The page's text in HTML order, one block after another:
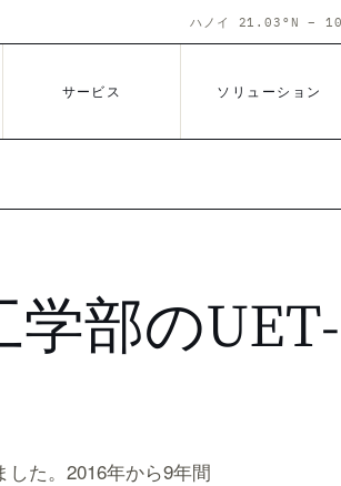
ハノイ 21.03°N –
サービス ソリューション
部の
た。2016年から9年間